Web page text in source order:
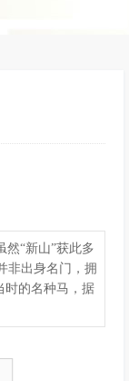
然“新山”获此多
非出身名门，拥
时的名种马，据